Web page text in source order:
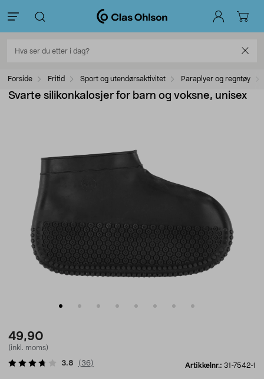
Forside Fritid Sport og utendørsaktivitet Paraplyer og regntøy
Svarte silikonkalosjer for barn og voksne, unisex
49,90
(inkl. moms)
Artikkelnr.: 31-7542-1
3.8 (36)